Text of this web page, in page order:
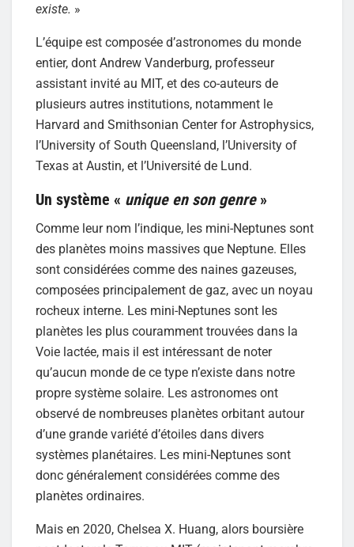
existe. »
L’équipe est composée d’astronomes du monde
entier, dont Andrew Vanderburg, professeur
assistant invité au MIT, et des co-auteurs de
plusieurs autres institutions, notamment le
Harvard and Smithsonian Center for Astrophysics,
l’University of South Queensland, l’University of
Texas at Austin, et l’Université de Lund.
Un système « unique en son genre»
Comme leur nom l’indique, les mini-Neptunes sont
des planètes moins massives que Neptune. Elles
sont considérées comme des naines gazeuses,
composées principalement de gaz, avec un noyau
rocheux interne. Les mini-Neptunes sont les
planètes les plus couramment trouvées dans la
Voie lactée, mais il est intéressant de noter
qu’aucun monde de ce type n’existe dans notre
propre système solaire. Les astronomes ont
observé de nombreuses planètes orbitant autour
d’une grande variété d’étoiles dans divers
systèmes planétaires. Les mini-Neptunes sont
donc généralement considérées comme des
planètes ordinaires.
Mais en 2020, Chelsea X. Huang, alors boursière